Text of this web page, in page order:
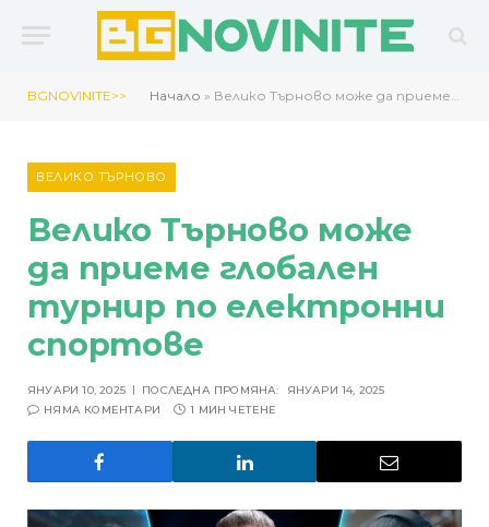
BGNOVINITE>> Начало » Велико Търново може да приеме глобален турнир по електронни спортове
ВЕЛИКО ТЪРНОВО
Велико Търново може
да приеме глобален
турнир по електронни
спортове
ЯНУАРИ 10, 2025 ПОСЛЕДНА ПРОМЯНА:
ЯНУАРИ 14, 2025
НЯМА КОМЕНТАРИ
1 МИН ЧЕТЕНЕ